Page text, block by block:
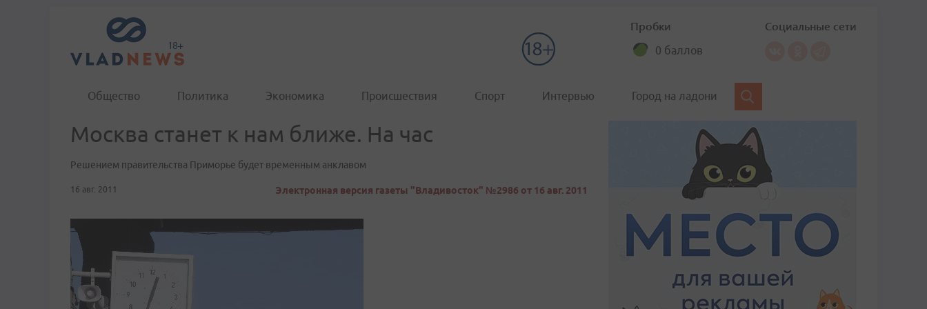
Пробки
0 баллов
Социальные сети
Общество Политика Экономика Происшествия Спорт Интервью Город на ладони
Москва станет к нам ближе. На час
Решением правительства Приморье будет временным анклавом
16 авг. 2011 Электронная версия газеты "Владивосток" №2986 от 16 авг. 2011